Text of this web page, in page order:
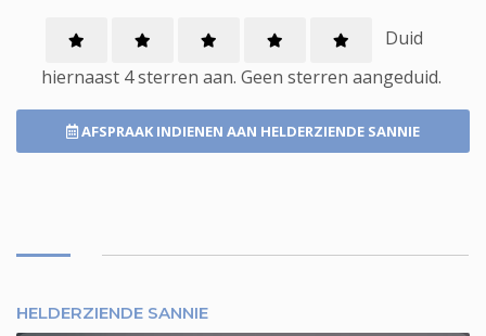
Duid
hiernaast 4 sterren aan. Geen sterren aangeduid.
AFSPRAAK INDIENEN AAN HELDERZIENDE SANNIE
HELDERZIENDE SANNIE